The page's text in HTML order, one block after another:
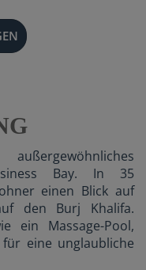
Bay. In 35
einen Blick auf
den Burj Khalifa.
ein Massage-Pool,
eine unglaubliche